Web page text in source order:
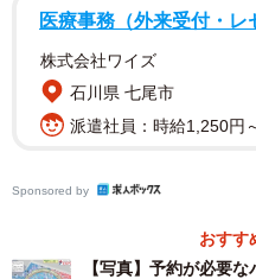
yarusou（ @yarusou
るうちわ版万博地図
（待ち時間サイトのQRコ
くちゃん装飾（メルカリ対策
セブンイレブンのネットプ
医療事務（外来受付・レ
株式会社ワイズ
石川県 七尾市
派遣社員：時給1,250円
Sponsored by
おすす
【写真】予約が必要